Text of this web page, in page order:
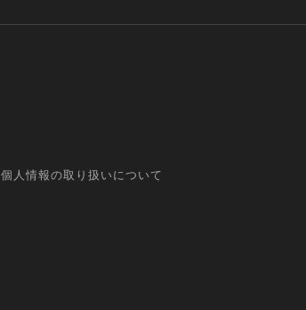
個人情報の取り扱いについて